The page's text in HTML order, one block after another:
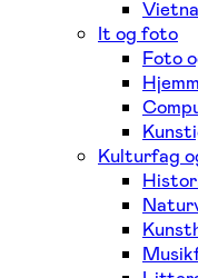
It og foto
Foto
Kulturfag